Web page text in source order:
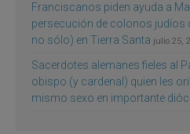
Franciscanos piden ayuda a
persecución de colonos judíos
no sólo) en Tierra Santa julio 25,
Sacerdotes alemanes fieles al
obispo (y cardenal) quien les
mismo sexo en importante